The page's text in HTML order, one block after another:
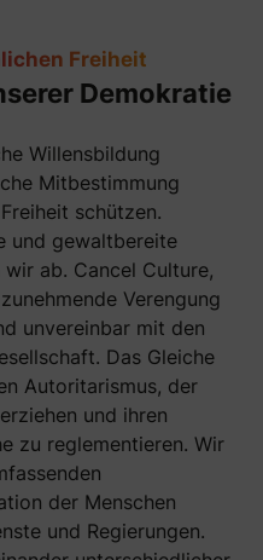
Freiheit
Demokratie
Willensbildung
Mitbestimmung
schützen.
und gewaltbereite
ab. Cancel Culture,
Verengung
unvereinbar mit den
Das Gleiche
Autoritarismus, der
und ihren
zu reglementieren. Wir
der Menschen
und Regierungen.